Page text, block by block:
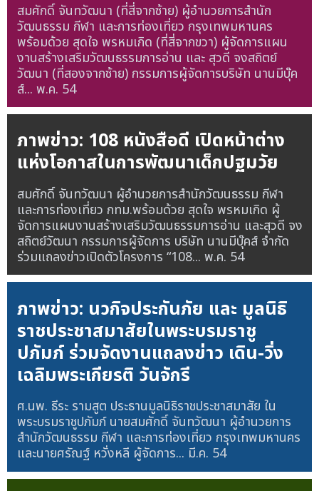
สมศักดิ์ จันทวัฒนา (ที่สี่จากซ้าย) ผู้อำนวยการสำนัก
วัฒนธรรม กีฬา และการท่องเที่ยว กรุงเทพมหานคร
พร้อมด้วย สุดใจ พรหมเกิด (ที่สี่จากขวา) ผู้จัดการแผน
งานสร้างเสริมวัฒนธรรมการอ่าน และ สุวดี จงสถิตย์
วัฒนา (ที่สองจากซ้าย) กรรมการผู้จัดการบริษัท นานมีบุ๊ค
ส์... พ.ค. 54
ภาพข่าว: 108 หนังสือดี เปิดหน้าต่าง
แห่งโอกาสในการพัฒนาเด็กปฐมวัย
สมศักดิ์ จันทวัฒนา ผู้อำนวยการสำนักวัฒนธรรม กีฬา
และการท่องเที่ยว กทม.พร้อมด้วย สุดใจ พรหมเกิด ผู้
จัดการแผนงานสร้างเสริมวัฒนธรรมการอ่าน และสุวดี จง
สถิตย์วัฒนา กรรมการผู้จัดการ บริษัท นานมีบุ๊คส์ จำกัด
ร่วมแถลงข่าวเปิดตัวโครงการ “108... พ.ค. 54
ภาพข่าว: นวกิจประกันภัย และ มูลนิธิ
ราชประชาสมาสัยในพระบรมราชู
ปภัมภ์ ร่วมจัดงานแถลงข่าว เดิน-วิ่ง
เฉลิมพระเกียรติ วันจักรี
ศ.นพ. ธีระ รามสูต ประธานมูลนิธิราชประชาสมาสัย ใน
พระบรมราชูปภัมภ์ นายสมศักดิ์ จันทวัฒนา ผู้อำนวยการ
สำนักวัฒนธรรม กีฬา และการท่องเที่ยว กรุงเทพมหานคร
และนายศรัณฐ์ หวั่งหลี ผู้จัดการ... มี.ค. 54